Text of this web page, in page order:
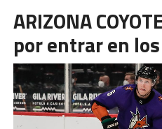
ARIZONA
por entrar en